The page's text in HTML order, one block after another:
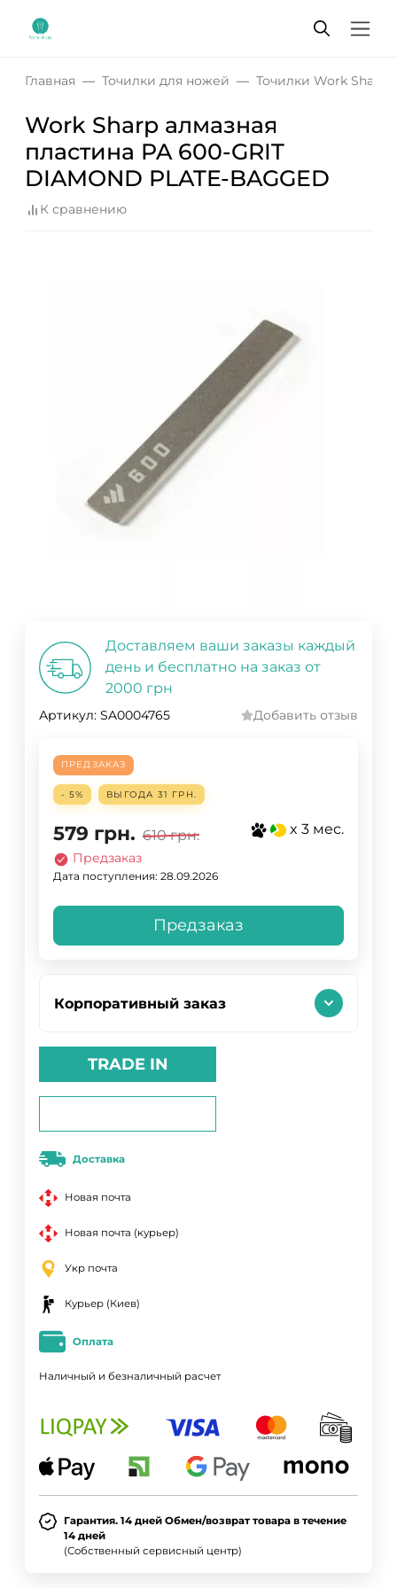
Главная Точилки для ножей Точилки Work Sharp
Work Sharp алмазная
пластина PA 600-GRIT
DIAMOND PLATE-BAGGED
К сравнению
Доставляем ваши заказы каждый
день и бесплатно на заказ от
2000 грн
Артикул: SA0004765 Добавить отзыв
ПРЕДЗАКАЗ
- 5% ВЫГОДА 31 ГРН.
579 грн. 610 грн. x 3 мес.
Предзаказ
Дата поступления: 28.09.2026
Предзаказ
Корпоративный заказ
TRADE IN
Доставка
Новая почта
Новая почта (курьер)
Укр почта
Курьер (Киев)
Оплата
Наличный и безналичный расчет
Гарантия. 14 дней Обмен/возврат товара в течение
14 дней
(Собственный сервисный центр)